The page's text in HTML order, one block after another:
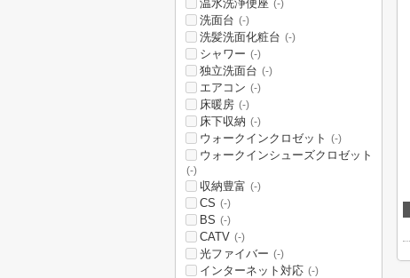
温水洗浄便座 (-)
洗面台 (-)
洗髪洗面化粧台 (-)
シャワー (-)
独立洗面台 (-)
エアコン (-)
床暖房 (-)
床下収納 (-)
ウォークインクロゼット (-)
ウォークインシューズクロゼット
(-)
収納豊富 (-)
CS (-)
BS (-)
CATV (-)
光ファイバー (-)
インターネット対応 (-)